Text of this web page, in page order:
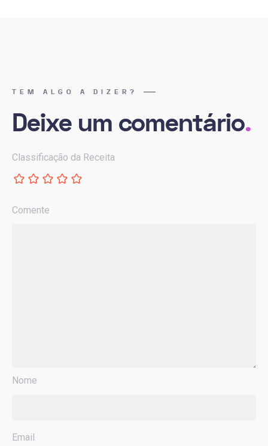
TEM ALGO A DIZER?
Deixe um comentário.
Classificação da Receita
Comente
Nome
Email